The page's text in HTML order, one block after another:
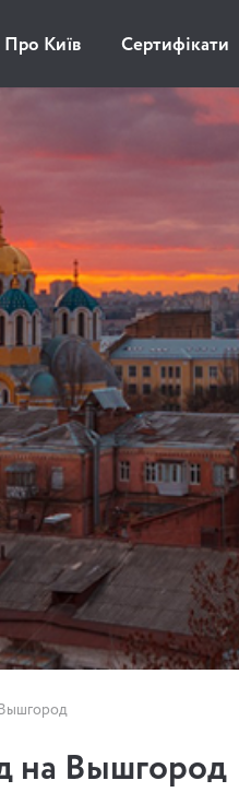
Про Київ Сертифікати
на Вышгород